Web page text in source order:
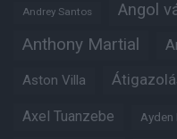
Andrey Santos Angol
Anthony Martial
Aston Villa
Axel Tuanzebe Ayden